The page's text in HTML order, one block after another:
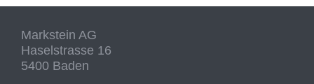
Markstein AG
Haselstrasse 16
5400 Baden